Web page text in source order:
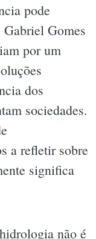
pode
Gomes
por um
dos
sociedades.
a refletir sobre
significa
não é